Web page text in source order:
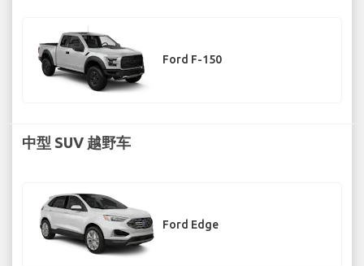
Ford F-150
中型 SUV 越野车
Ford Edge